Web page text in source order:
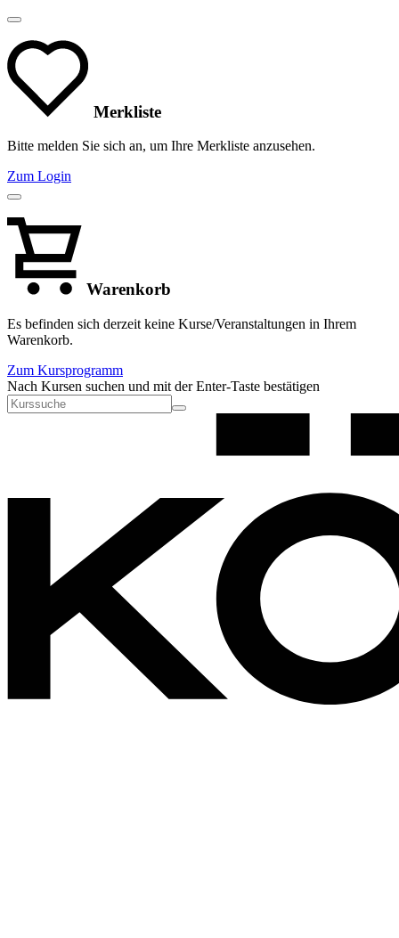
Merkliste
Bitte melden Sie sich an, um Ihre Merkliste anzusehen.
Zum Login
Warenkorb
Es befinden sich derzeit keine Kurse/Veranstaltungen in Ihrem
Warenkorb.
Zum Kursprogramm
Nach Kursen suchen und mit der Enter-Taste bestätigen